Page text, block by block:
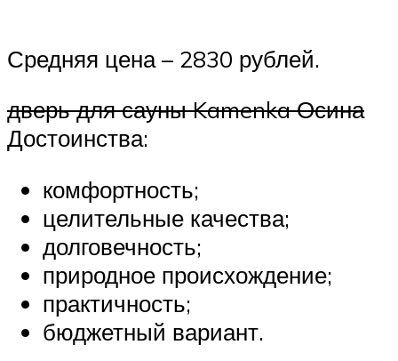
Средняя цена – 2830 рублей.
дверь для сауны Kamenka Осина
Достоинства:
комфортность;
целительные качества;
долговечность;
природное происхождение;
практичность;
бюджетный вариант.